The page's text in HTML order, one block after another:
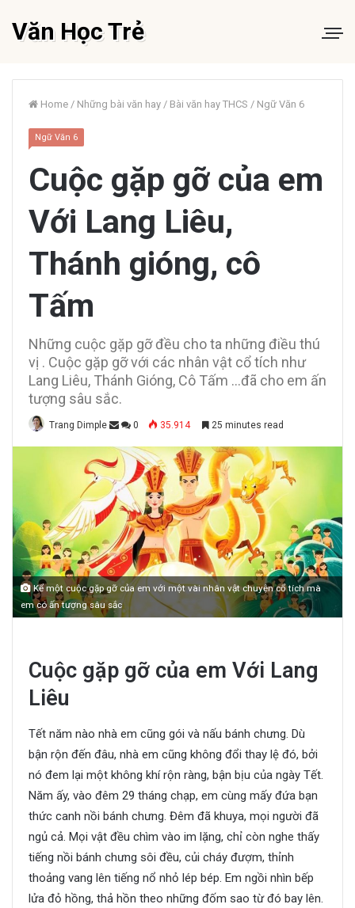
Văn Học Trẻ
Home / Những bài văn hay / Bài văn hay THCS / Ngữ Văn 6
Ngữ Văn 6
Cuộc gặp gỡ của em
Với Lang Liêu,
Thánh gióng, cô
Tấm
Những cuộc gặp gỡ đều cho ta những điều thú
vị . Cuộc gặp gỡ với các nhân vật cổ tích như
Lang Liêu, Thánh Gióng, Cô Tấm ...đã cho em ấn
tượng sâu sắc.
Trang Dimple 0 35.914 25 minutes read
Kể một cuộc gặp gỡ của em với một vài nhân vật chuyện cổ tích mà
em có ấn tượng sâu sắc
Cuộc gặp gỡ của em Với Lang
Liêu
Tết năm nào nhà em cũng gói và nấu bánh chưng. Dù
bận rộn đến đâu, nhà em cũng không đổi thay lệ đó, bởi
nó đem lại một không khí rộn ràng, bận bịu của ngày Tết.
Năm ấy, vào đêm 29 tháng chạp, em cùng mấy đứa bạn
thức canh nồi bánh chưng. Đêm đã khuya, mọi người đã
ngủ cả. Mọi vật đều chìm vào im lặng, chỉ còn nghe thấy
tiếng nồi bánh chưng sôi đều, củi cháy đượm, thỉnh
thoảng vang lên tiếng nổ nhỏ lép bép. Em ngồi nhìn bếp
lửa đỏ hồng, thả hồn theo những đốm sao từ đó bay lên.